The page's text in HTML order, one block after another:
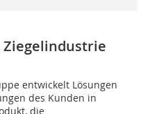
entwickelt Lösungen
des Kunden in
die